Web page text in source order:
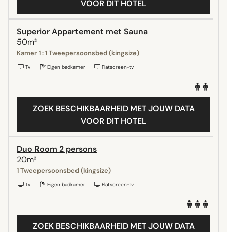
VOOR DIT HOTEL
Superior Appartement met Sauna
50m²
Kamer 1 : 1 Tweepersoonsbed (kingsize)
Tv Eigen badkamer Flatscreen-tv
ZOEK BESCHIKBAARHEID MET JOUW DATA
VOOR DIT HOTEL
Duo Room 2 persons
20m²
1 Tweepersoonsbed (kingsize)
Tv Eigen badkamer Flatscreen-tv
ZOEK BESCHIKBAARHEID MET JOUW DATA